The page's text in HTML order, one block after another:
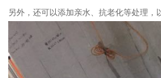
另外，还可以添加亲水、抗老化等处理，